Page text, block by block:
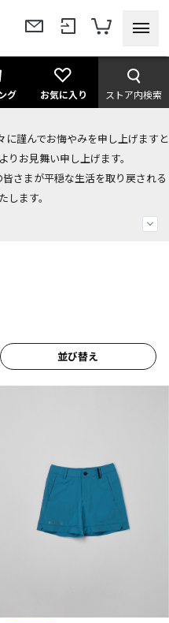
グ お気に入り ストア内検索
謹んでお悔やみを申し上げますと
りお見舞い申し上げます。
さまが平穏な生活を取り戻される
します。
わせ＞
ポンプレゼント！
並び替え